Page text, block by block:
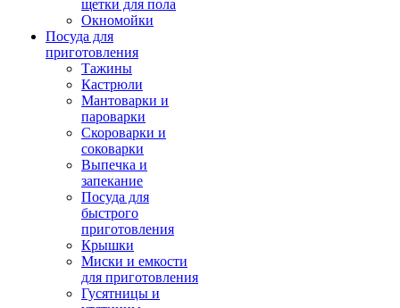
щетки для пола
Окномойки
Посуда для
приготовления
Тажины
Кастрюли
Мантоварки и
пароварки
Скороварки и
соковарки
Выпечка и
запекание
Посуда для
быстрого
приготовления
Крышки
Миски и емкости
для приготовления
Гусятницы и